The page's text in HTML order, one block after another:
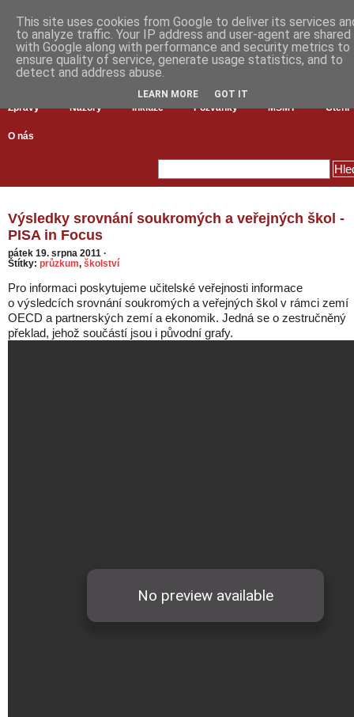
Zprávy Názory Inkluze Pozvánky MŠMT Čtení
O nás
Výsledky srovnání soukromých a veřejných škol -
PISA in Focus
pátek 19. srpna 2011 ·
Štítky: průzkum, školství
Pro informaci poskytujeme učitelské veřejnosti informace
o výsledcích srovnání soukromých a veřejných škol v rámci zemí
OECD a partnerských zemí a ekonomik. Jedná se o zestručněný
překlad, jehož součástí jsou i původní grafy.
This site uses cookies from Google to deliver its services
to analyze traffic. Your IP address and user-agent are shared
with Google along with performance and security metrics to
ensure quality of service, generate usage statistics, and to
detect and address abuse.
LEARN MORE GOT IT